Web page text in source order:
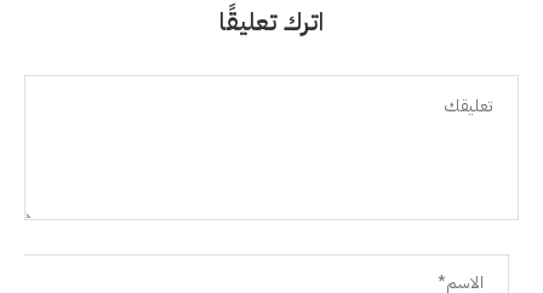
اترك تعليقًا